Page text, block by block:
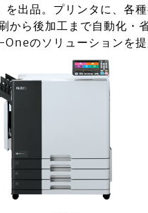
出品。プリンタに、各
から後加工まで自動化・
のソリューションを提